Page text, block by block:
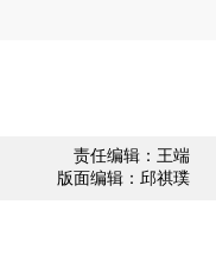
责任编辑：王端
版面编辑：邱祺璞